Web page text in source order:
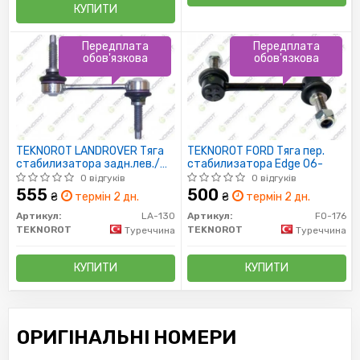
КУПИТИ
TEKNOROT LANDROVER Тяга
стабилизатора задн.лев./
прав.Discovery,Range Rover
Sport 04-
0 відгуків
555 ₴ термін 2 дн.
Артикул:
LA-130
TEKNOROT
Туреччина
КУПИТИ
Передплата
обов'язкова
TEKNOROT FORD Тяга пер.
стабилизатора Edge 06-
0 відгуків
500 ₴ термін 2 дн.
Артикул:
FO-176
TEKNOROT
Туреччина
КУПИТИ
Передплата
обов'язкова
ОРИГІНАЛЬНІ НОМЕРИ